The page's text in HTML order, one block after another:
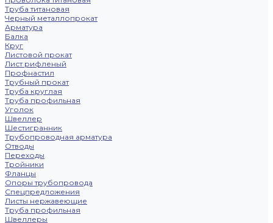
Труба титановая
Черный металлопрокат
Арматура
Балка
Круг
Листовой прокат
Лист рифленый
Профнастил
Трубный прокат
Труба круглая
Труба профильная
Уголок
Швеллер
Шестигранник
Трубопроводная арматура
Отводы
Переходы
Тройники
Фланцы
Опоры трубопровода
Спецпредложения
Листы нержавеющие
Труба профильная
Швеллеры